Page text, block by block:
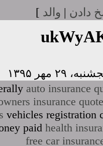
دادن | والد ]
auto insurance
insurance quote
vehicles registration
paid health
free car